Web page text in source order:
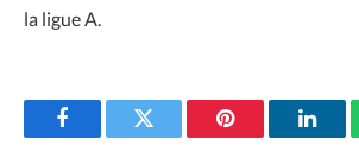
la ligue A.
FacebookTwitter Pinterest